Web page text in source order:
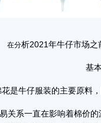
在分析2021年牛仔市场之
基本
牛仔服装的主要原料，
系一直在影响着棉价的